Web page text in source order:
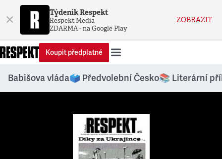
× Týdeník Respekt
Respekt Media
ZDARMA - na Google Play
ZOBRAZIT
Koupit předplatné
Babišova vláda🗳️ Předvolební Česko📚 Literární